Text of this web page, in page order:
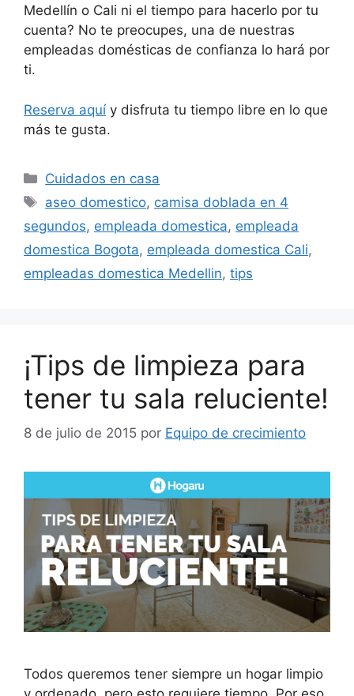
Medellín o Cali ni el tiempo para hacerlo por tu
cuenta? No te preocupes, una de nuestras
empleadas domésticas de confianza lo hará por
ti.
Reserva aquíy disfruta tu tiempo libre en lo que
más te gusta.
Categorías
Cuidados en casa
Etiquetas
aseo domestico, camisa doblada en 4
segundos, empleada domestica, empleada
domestica Bogota, empleada domestica Cali,
empleadas domestica Medellin, tips
¡Tips de limpieza para
tener tu sala reluciente!
8 de julio de 2015 por Equipo de crecimiento
Todos queremos tener siempre un hogar limpio